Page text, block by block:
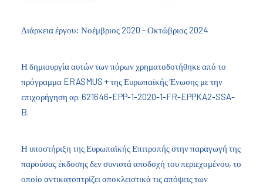
Διάρκεια έργου: Νοέμβριος 2020 - Οκτώβριος 2024
Η δημιουργία αυτών των πόρων χρηματοδοτήθηκε από το
πρόγραμμα ERASMUS + της Ευρωπαϊκής Ένωσης με την
επιχορήγηση αρ. 621646-EPP-1-2020-1-FR-EPPKA2-SSA-
B.
Η υποστήριξη της Ευρωπαϊκής Επιτροπής στην παραγωγή της
παρούσας έκδοσης δεν συνιστά αποδοχή του περιεχομένου, το
οποίο αντικατοπτρίζει αποκλειστικά τις απόψεις των